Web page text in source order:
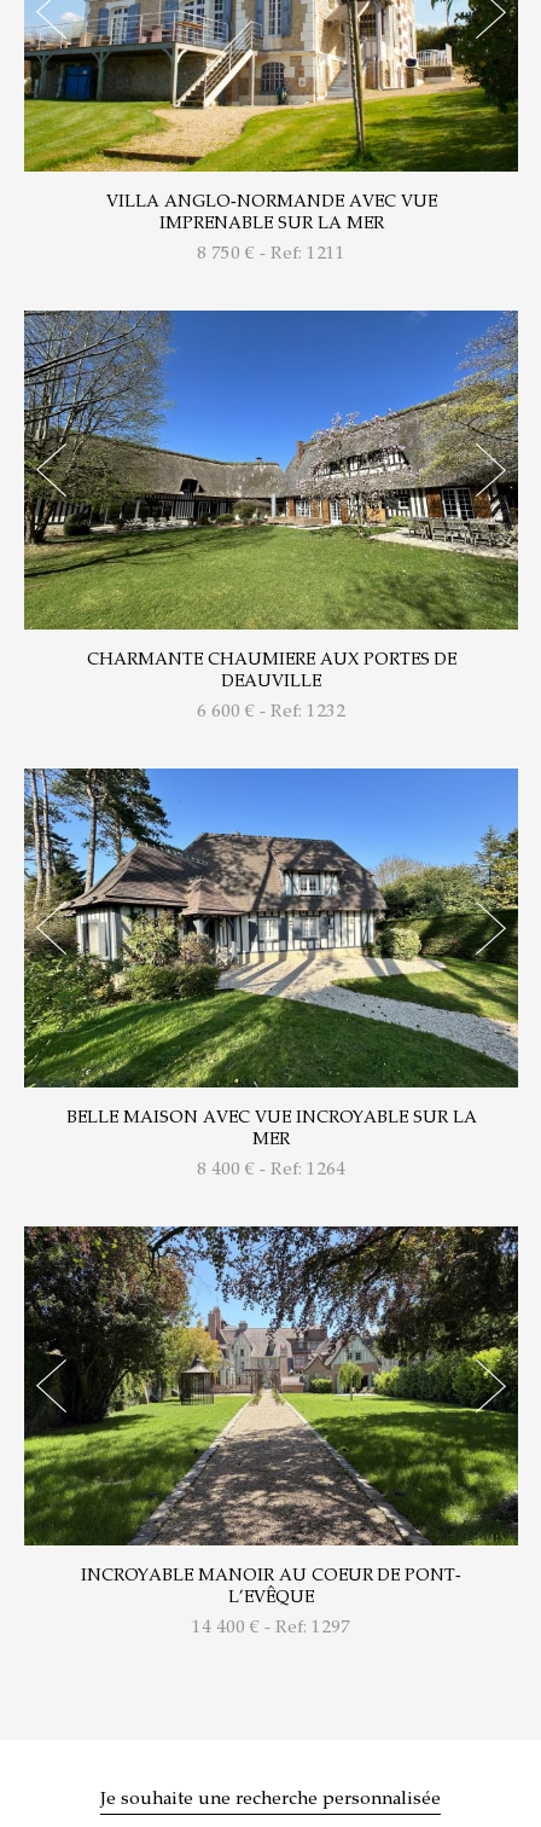
VILLA ANGLO-NORMANDE AVEC VUE
IMPRENABLE SUR LA MER
8 750 € - Ref: 1211
CHARMANTE CHAUMIERE AUX PORTES DE
DEAUVILLE
6 600 € - Ref: 1232
BELLE MAISON AVEC VUE INCROYABLE SUR LA
MER
8 400 € - Ref: 1264
INCROYABLE MANOIR AU COEUR DE PONT-
L’EVÊQUE
14 400 € - Ref: 1297
Je souhaite une recherche personnalisée